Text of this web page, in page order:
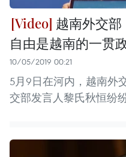
越南外交
自由是越南的一贯
10/05/2019 00:21
5月9日在河内，越南外
交部发言人黎氏秋恒纷